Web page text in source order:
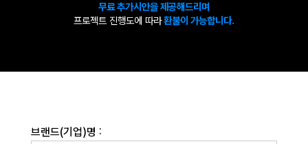
무료 추가시안을 제공해드리며
프로젝트 진행도에 따라환불이 가능합니다.
브랜드(기업)명 :